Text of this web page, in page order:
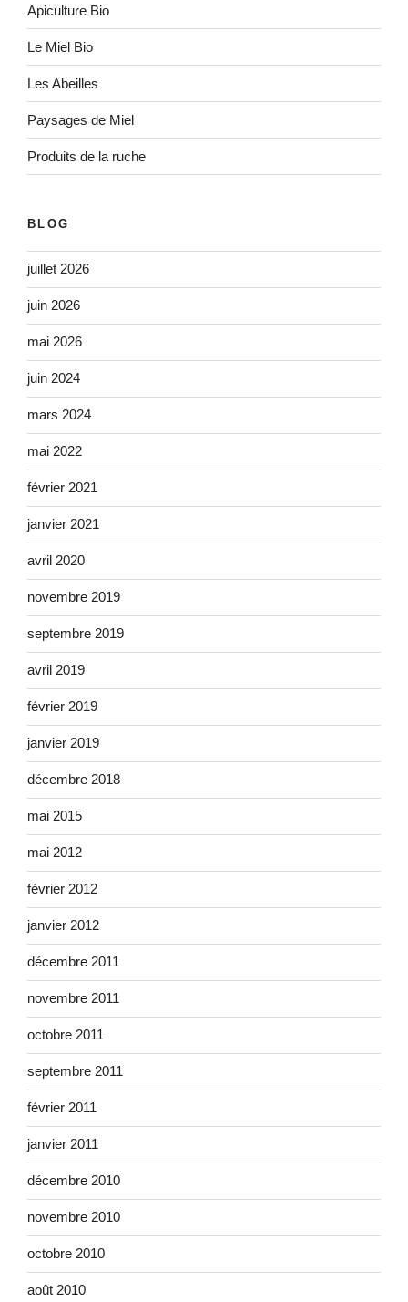
Apiculture Bio
Le Miel Bio
Les Abeilles
Paysages de Miel
Produits de la ruche
BLOG
juillet 2026
juin 2026
mai 2026
juin 2024
mars 2024
mai 2022
février 2021
janvier 2021
avril 2020
novembre 2019
septembre 2019
avril 2019
février 2019
janvier 2019
décembre 2018
mai 2015
mai 2012
février 2012
janvier 2012
décembre 2011
novembre 2011
octobre 2011
septembre 2011
février 2011
janvier 2011
décembre 2010
novembre 2010
octobre 2010
août 2010